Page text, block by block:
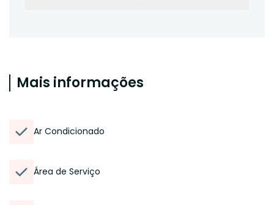
Mais informações
Ar Condicionado
Área de Serviço